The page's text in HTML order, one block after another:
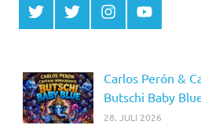
Twitter
MCDP
Twitter
Musicradiostation
InstagramYouTube
Carlos Perón &
Butschi Baby
28. JULI 2026